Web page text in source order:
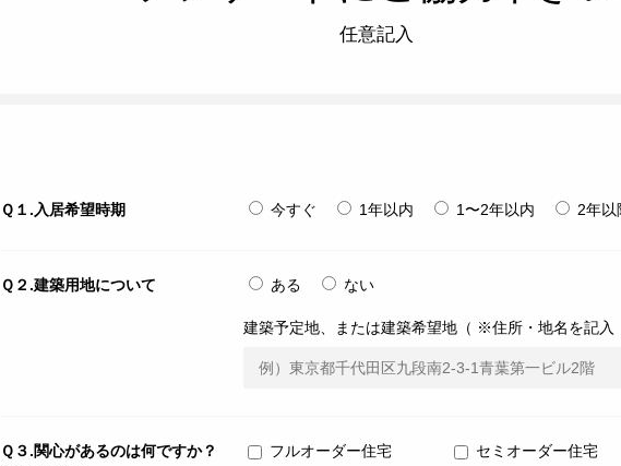
任意記入
Ｑ１.入居希望時期 今すぐ 1年以内 1〜2年以内 2年以
Ｑ２.建築用地について ある ない
建築予定地、または建築希望地（ ※住所・地名を記入
Ｑ３.関心があるのは何ですか？
フルオーダー住宅 セミオーダー住宅